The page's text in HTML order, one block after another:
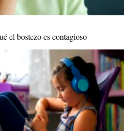
el bostezo es contagioso